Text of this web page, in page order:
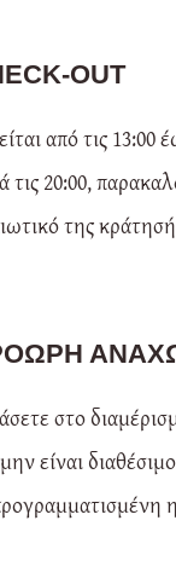
OUT
από τις 13:00
τις 20:00,
της
στο
είναι